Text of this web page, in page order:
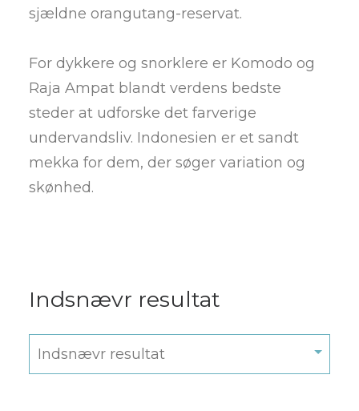
sjældne orangutang-reservat.
For dykkere og snorklere er Komodo og
Raja Ampat blandt verdens bedste
steder at udforske det farverige
undervandsliv. Indonesien er et sandt
mekka for dem, der søger variation og
skønhed.
Indsnævr resultat
Indsnævr resultat